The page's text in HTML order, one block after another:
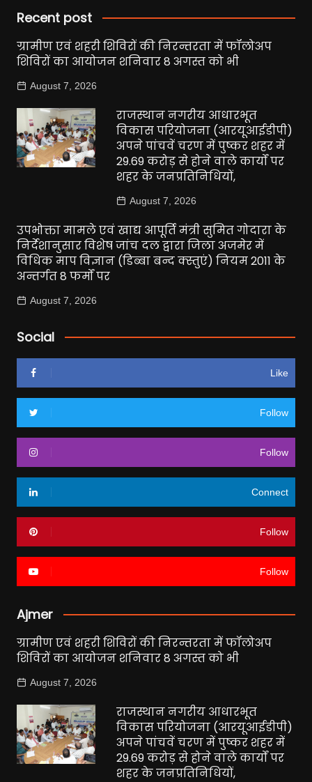
Recent post
ग्रामीण एवं शहरी शिविरों की निरन्तरता में फॉलोअप
शिविरों का आयोजन शनिवार 8 अगस्त को भी
August 7, 2026
राजस्थान नगरीय आधारभूत
विकास परियोजना (आरयूआईडीपी)
अपने पांचवें चरण में पुष्कर शहर में
29.69 करोड़ से होने वाले कार्यों पर
शहर के जनप्रतिनिधियों,
August 7, 2026
उपभोक्ता मामले एवं खाद्य आपूर्ति मंत्री सुमित गोदारा के
निर्देशानुसार विशेष जांच दल द्वारा जिला अजमेर में
विधिक माप विज्ञान (डिब्बा बन्द क्स्तुएं) नियम 2011 के
अन्तर्गत 8 फर्मों पर
August 7, 2026
Social
Like
Follow
Follow
Connect
Follow
Follow
Ajmer
ग्रामीण एवं शहरी शिविरों की निरन्तरता में फॉलोअप
शिविरों का आयोजन शनिवार 8 अगस्त को भी
August 7, 2026
राजस्थान नगरीय आधारभूत
विकास परियोजना (आरयूआईडीपी)
अपने पांचवें चरण में पुष्कर शहर में
29.69 करोड़ से होने वाले कार्यों पर
शहर के जनप्रतिनिधियों,